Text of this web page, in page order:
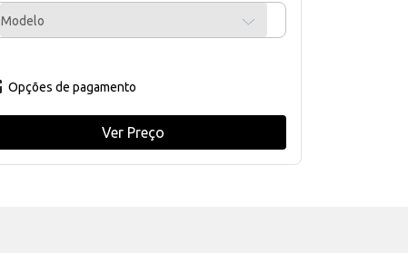
Modelo
Opções de pagamento
Ver Preço